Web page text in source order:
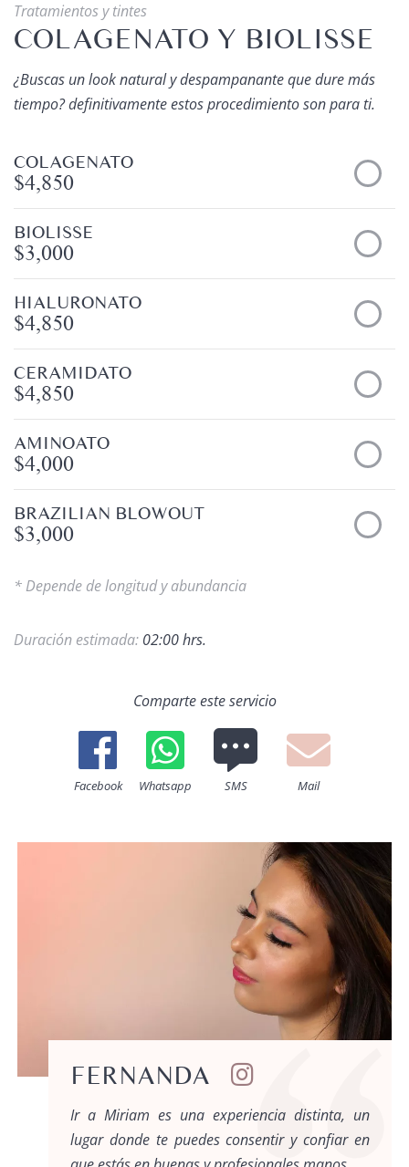
Tratamientos y tintes
COLAGENATO Y BIOLISSE
¿Buscas un look natural y despampanante que dure más
tiempo? definitivamente estos procedimiento son para ti.
COLAGENATO
$4,850
BIOLISSE
$3,000
HIALURONATO
$4,850
CERAMIDATO
$4,850
AMINOATO
$4,000
BRAZILIAN BLOWOUT
$3,000
* Depende de longitud y abundancia
Duración estimada: 02:00 hrs.
Comparte este servicio
Facebook Whatsapp SMS Mail
FERNANDA
Ir a Miriam es una experiencia distinta, un
lugar donde te puedes consentir y confiar en